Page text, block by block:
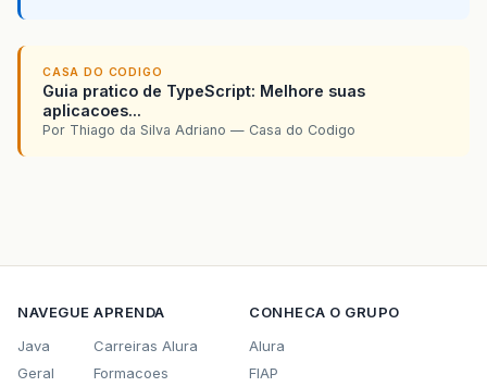
CASA DO CODIGO
Guia pratico de TypeScript: Melhore suas
aplicacoes...
Por Thiago da Silva Adriano — Casa do Codigo
NAVEGUE
Java
Geral
APRENDA
Carreiras Alura
Formacoes
CONHECA O GRUPO
Alura
FIAP